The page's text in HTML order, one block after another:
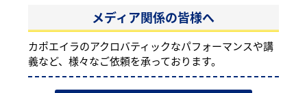
メディア関係の皆様へ
カポエイラのアクロバティックなパフォーマンスや講
義など、様々なご依頼を承っております。